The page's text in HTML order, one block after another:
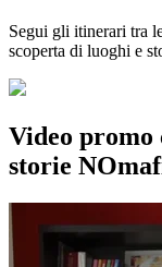
Segui gli itinerari tra
scoperta di luoghi e
Video
storie